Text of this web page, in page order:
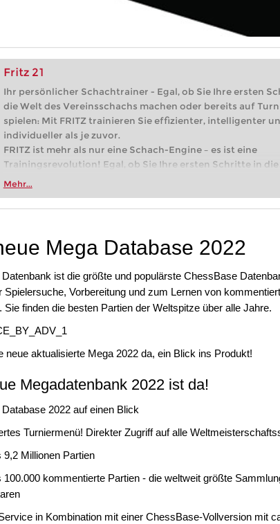
Fritz 21
Ihr persönlicher Schachtrainer - Egal, ob Sie Ihre ersten
die Welt des Vereinsschachs machen oder bereits auf
spielen: Mit FRITZ trainieren Sie effizienter, intelligenter
individueller als je zuvor.
FRITZ ist mehr als nur eine Schach-Engine – es ist eine
Trainingsrevolution! Egal, ob Sie Ihre ersten Schritte in die
Vereinsschachs machen oder bereits auf Turnierniveau
zuvor.
Mehr...
Mega Database 2022
ist die größte und populärste ChessBase
Spielersuche, Vorbereitung und zum Lernen von
Sie finden die besten Partien der Weltspitze über alle Jahre.
neue aktualisierte Mega 2022 da, ein Blick ins Produkt!
Megadatenbank 2022 ist da!
2022 auf einen Blick
Turniermenü! Direkter Zugriff auf alle
9,2 Millionen Partien
100.000 kommentierte Partien - die weltweit größte
in Kombination mit einer ChessBase-Vollversion mit